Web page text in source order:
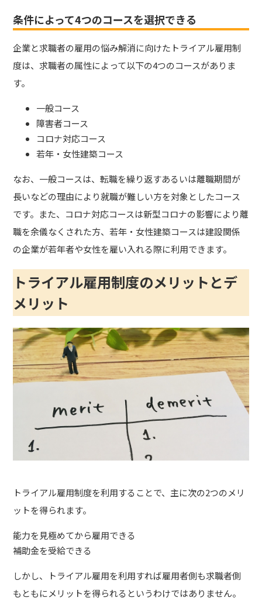
条件によって4つのコースを選択できる
企業と求職者の雇用の悩み解消に向けたトライアル雇用制
度は、求職者の属性によって以下の4つのコースがありま
す。
一般コース
障害者コース
コロナ対応コース
若年・女性建築コース
なお、一般コースは、転職を繰り返すあるいは離職期間が
長いなどの理由により就職が難しい方を対象としたコース
です。また、コロナ対応コースは新型コロナの影響により離
職を余儀なくされた方、若年・女性建築コースは建設関係
の企業が若年者や女性を雇い入れる際に利用できます。
トライアル雇用制度のメリットとデ
メリット
トライアル雇用制度を利用することで、主に次の2つのメリ
ットを得られます。
能力を見極めてから雇用できる
補助金を受給できる
しかし、トライアル雇用を利用すれば雇用者側も求職者側
もともにメリットを得られるというわけではありません。